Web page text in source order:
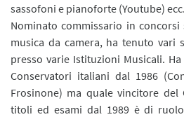
sassofoni e pianoforte (Youtube)
Nominato commissario in
musica da camera, ha tenuto vari
presso varie Istituzioni Musicali.
Conservatori italiani dal 1986
Frosinone) ma quale vincitore del
titoli ed esami dal 1989 è di